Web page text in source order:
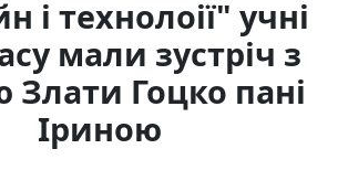
і технолоії" учні
мали зустріч з
Гоцко пані
Іриною